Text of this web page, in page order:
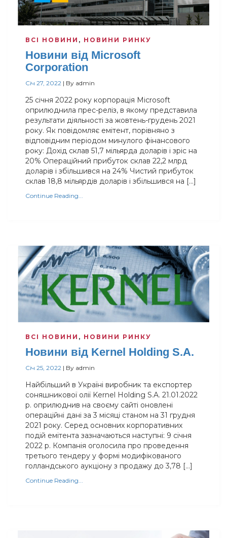
ВСІ НОВИНИ , НОВИНИ РИНКУ
Новини від Microsoft
Corporation
Січ 27, 2022 | By admin
25 січня 2022 року корпорація Microsoft
оприлюднила прес-реліз, в якому представила
результати діяльності за жовтень-грудень 2021
року. Як повідомляє емітент, порівняно з
відповідним періодом минулого фінансового
року: Дохід склав 51,7 мільярда доларів і зріс на
20% Операційний прибуток склав 22,2 млрд
доларів і збільшився на 24% Чистий прибуток
склав 18,8 мільярдів доларів і збільшився на […]
Continue Reading...
ВСІ НОВИНИ , НОВИНИ РИНКУ
Новини від Kernel Holding S.A.
Січ 25, 2022 | By admin
Найбільший в Україні виробник та експортер
соняшникової олії Kernel Holding S.A. 21.01.2022
р. оприлюднив на своєму сайті оновлені
операційні дані за 3 місяці станом на 31 грудня
2021 року. Серед основних корпоративних
подій емітента зазначаються наступні: 9 січня
2022 р. Компанія оголосила про проведення
третього тендеру у формі модифікованого
голландського аукціону з продажу до 3,78 […]
Continue Reading...